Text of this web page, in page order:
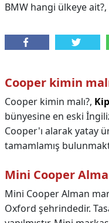
BMW hangi ülkeye
Cooper kimin
Cooper kimin malı?,
bünyesine en eski
Cooper'ı alarak yatay
tamamlamış
Mini Cooper
Mini Cooper Alman
Oxford şehrindedir.